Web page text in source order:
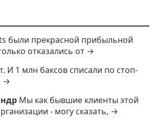
были прекрасной прибыльной
отказались от →
И 1 млн баксов списали по стоп-
→
Мы как бывшие клиенты этой
- могу сказать, →